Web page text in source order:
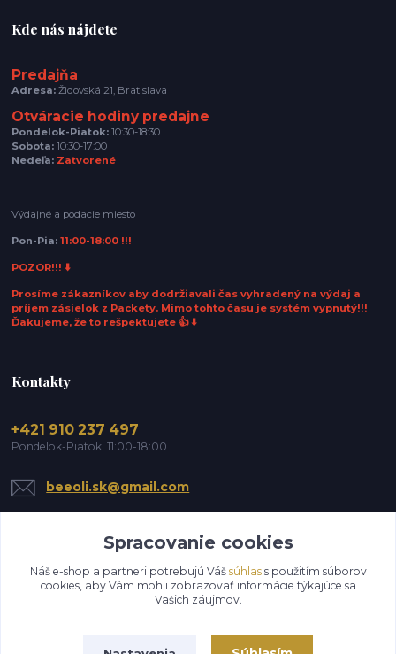
Kde nás nájdete
Predajňa
Adresa: Židovská 21, Bratislava
Otváracie hodiny predajne
Pondelok-Piatok: 10:30-18:30
Sobota: 10:30-17:00
Nedeľa: Zatvorené
Výdajné a podacie miesto
Pon-Pia:11:00-18:00 !!!
POZOR!!! ⬇️
Prosíme zákazníkov aby dodržiavali čas vyhradený na výdaj a
príjem zásielok z Packety. Mimo tohto času je systém vypnutý!!!
Ďakujeme, že to rešpektujete 👍 ⬇️
Kontakty
+421 910 237 497
Pondelok-Piatok: 11:00-18:00
beeoli.sk@gmail.com
Spracovanie cookies
Náš e-shop a partneri potrebujú Váš súhlass použitím súborov
cookies, aby Vám mohli zobrazovať informácie týkajúce sa
Vašich záujmov.